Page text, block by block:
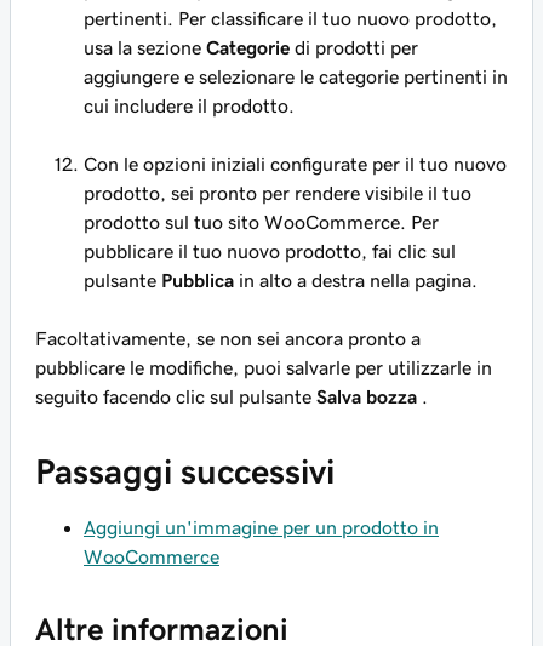
pertinenti. Per classificare il tuo nuovo prodotto,
usa la sezione Categorie di prodotti per
aggiungere e selezionare le categorie pertinenti in
cui includere il prodotto.
Con le opzioni iniziali configurate per il tuo nuovo
prodotto, sei pronto per rendere visibile il tuo
prodotto sul tuo sito WooCommerce. Per
pubblicare il tuo nuovo prodotto, fai clic sul
pulsante Pubblica in alto a destra nella pagina.
Facoltativamente, se non sei ancora pronto a
pubblicare le modifiche, puoi salvarle per utilizzarle in
seguito facendo clic sul pulsante Salva bozza
Passaggi successivi
Aggiungi un'immagine per un prodotto in
WooCommerce
Altre informazioni